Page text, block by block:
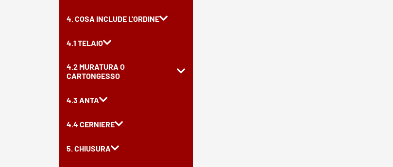
4. COSA INCLUDE L'ORDINE
4.1 TELAIO
4.2 MURATURA O
CARTONGESSO
4.3 ANTA
4.4 CERNIERE
5. CHIUSURA